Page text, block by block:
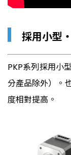
採用小型
PKP系列採用小
分產品除外）。
度相對提高。